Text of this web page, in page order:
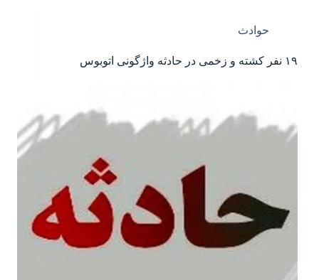
حوادث
۱۹ نفر کشته و زخمی در حادثه واژگونی اتوبوس